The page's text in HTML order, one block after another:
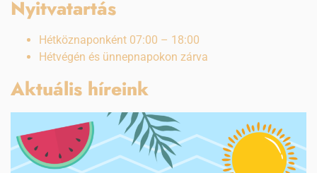
Nyitvatartás
Hétköznaponként 07:00 – 18:00
Hétvégén és ünnepnapokon zárva
Aktuális híreink